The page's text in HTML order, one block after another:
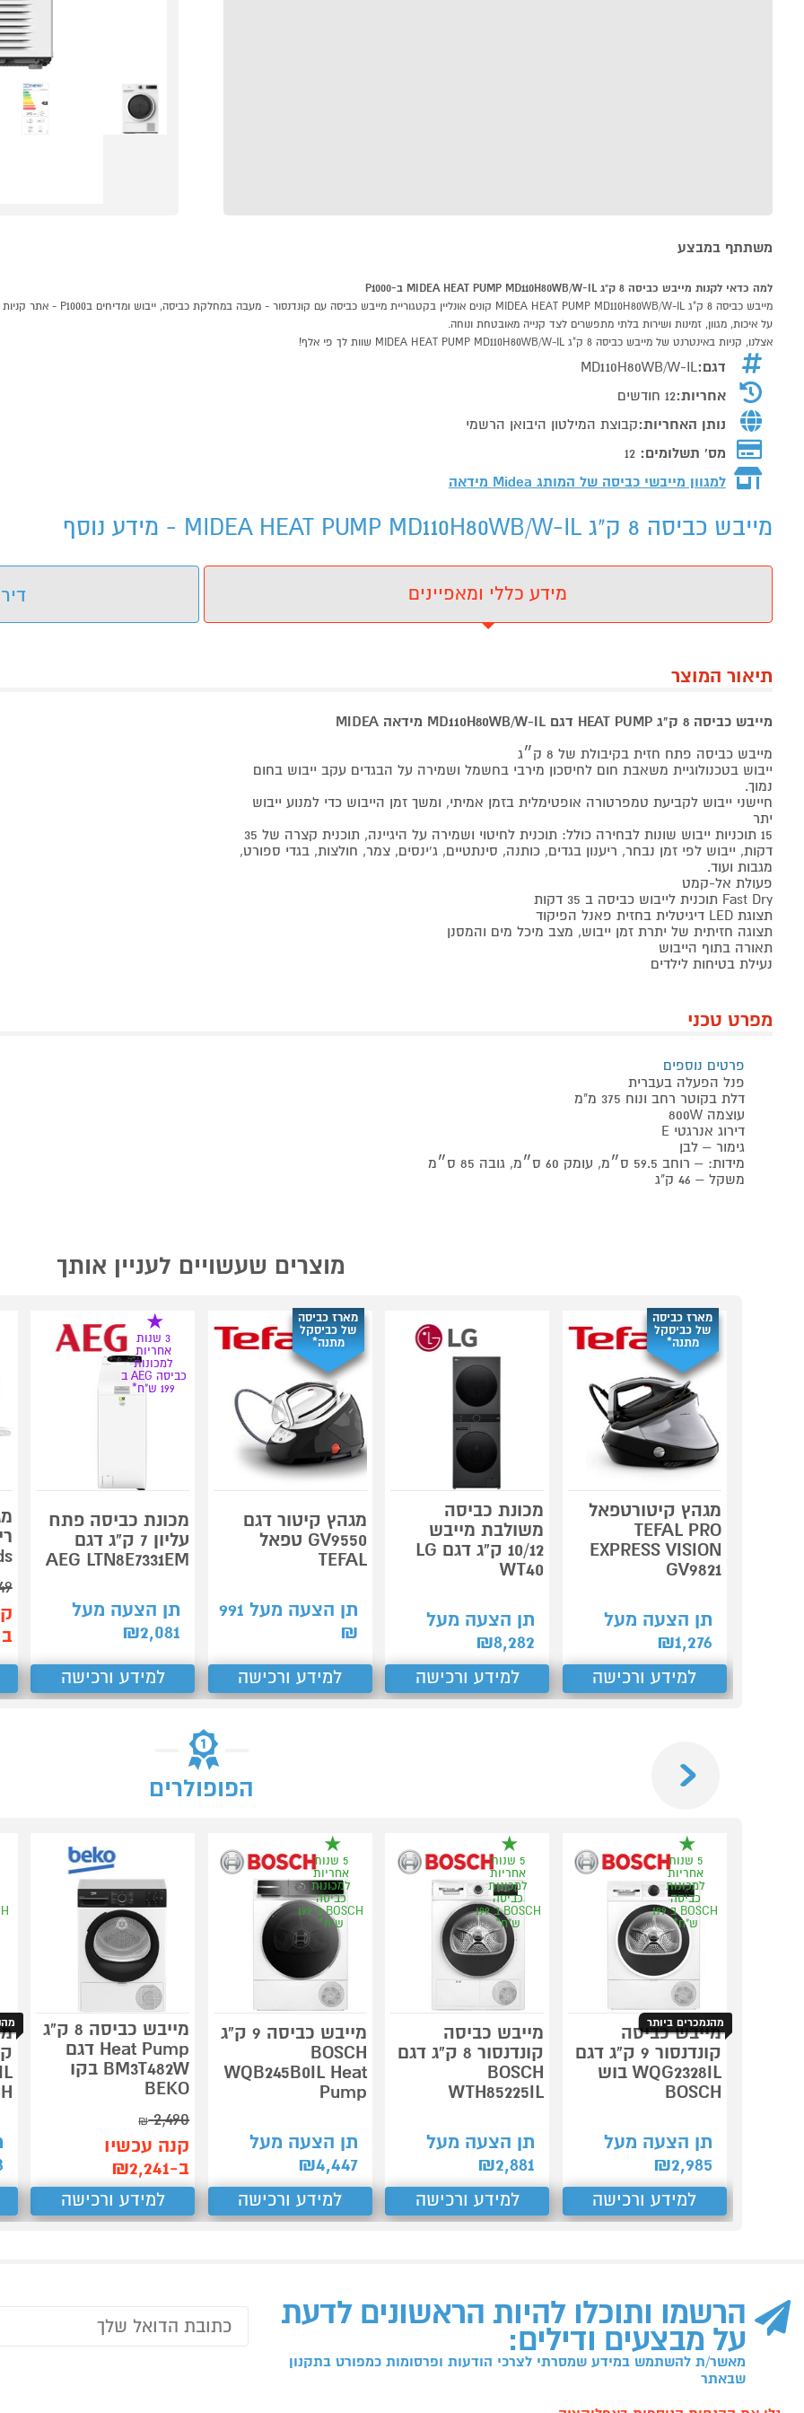
משתתף במבצע
למה כדאי לקנות מייבש כביסה 8 ק"ג MIDEA HEAT PUMP MD110H80WB/W-IL ב-P1000
על איכות, מגוון, זמינות ושירות בלתי מתפשרים לצד קנייה מאובטחת ונוחה.
אצלנו, קניות באינטרנט של מייבש כביסה 8 ק"ג MIDEA HEAT PUMP MD110H80WB/W-IL שוות לך פי אלף!
דגם:MD110H80WB/W-IL
אחריות:12 חודשים
נותן האחריות:קבוצת המילטון היבואן הרשמי
מס' תשלומים:12
למגוון מייבשי כביסה של המותג Midea מידאה
מייבש כביסה 8 ק"ג MIDEA HEAT PUMP MD110H80WB/W-IL - מידע נוסף
מידע כללי ומאפיינים
תיאור המוצר
מייבש כביסה 8 ק"ג HEAT PUMP דגם MD110H80WB/W-IL מידאה MIDEA
מייבש כביסה פתח חזית בקיבולת של 8 ק״ג
ייבוש בטכנולוגיית משאבת חום לחיסכון מירבי בחשמל ושמירה על הבגדים עקב ייבוש בחום
נמוך.
חיישני ייבוש לקביעת טמפרטורה אופטימלית בזמן אמיתי, ומשך זמן הייבוש כדי למנוע ייבוש
יתר
15 תוכניות ייבוש שונות לבחירה כולל: תוכנית לחיטוי ושמירה על היגיינה, תוכנית קצרה של 35
דקות, ייבוש לפי זמן נבחר, ריענון בגדים, כותנה, סינתטיים, ג'ינסים, צמר, חולצות, בגדי ספורט,
מגבות ועוד.
פעולת אל-קמט
Fast Dry תוכנית לייבוש כביסה ב 35 דקות
תצוגת LED דיגיטלית בחזית פאנל הפיקוד
תצוגה חזיתית של יתרת זמן ייבוש, מצב מיכל מים והמסנן
תאורה בתוף הייבוש
נעילת בטיחות לילדים
מפרט טכני
פרטים נוספים
פנל הפעלה בעברית
דלת בקוטר רחב ונוח 375 מ"מ
עוצמה 800W
דירוג אנרגטי E
גימור – לבן
מידות: – רוחב 59.5 ס״מ, עומק 60 ס״מ, גובה 85 ס״מ
משקל – 46 ק"ג
מוצרים שעשויים לעניין אותך
מארז כביסה
של כביסקל
מתנה*
מגהץ קיטורטפאל
TEFAL PRO
EXPRESS VISION
GV9821
תן הצעה מעל
1,276
₪
למידע ורכישה
מכונת כביסה
משולבת מייבש
10/12 ק"ג דגם LG
WT40
תן הצעה מעל
8,282
₪
למידע ורכישה
מארז כביסה
של כביסקל
מתנה*
מגהץ קיטור דגם
GV9550 טפאל
TEFAL
תן הצעה מעל 991
₪
למידע ורכישה
3 שנות
אחריות
למכונות
כביסה AEG ב
199 ש"ח*
מכונת כביסה פתח
עליון 7 ק"ג דגם
AEG LTN8E7331EM
תן הצעה מעל
2,081
₪
למידע ורכישה
ב-
הפופולרים
5 שנות
אחריות
למכונות
כביסה
BOSCH ב 199
ש"ח*
מהנמכרים ביותר
מייבש כביסה
קונדנסור 9 ק"ג דגם
WQG2328IL בוש
BOSCH
תן הצעה מעל
2,985
₪
למידע ורכישה
5 שנות
אחריות
למכונות
כביסה
BOSCH ב 199
ש"ח*
מייבש כביסה
קונדנסור 8 ק"ג דגם
BOSCH
WTH85225IL
תן הצעה מעל
2,881
₪
למידע ורכישה
5 שנות
אחריות
למכונות
כביסה
BOSCH ב 199
ש"ח*
מייבש כביסה 9 ק"ג
BOSCH
WQB245B0IL Heat
Pump
תן הצעה מעל
4,447
₪
למידע ורכישה
מייבש כביסה 8 ק"ג
Heat Pump דגם
BM3T482W בקו
BEKO
2,490
₪
קנה עכשיו
ב-₪2,241
למידע ורכישה
הרשמו ותוכלו להיות הראשונים לדעת
על מבצעים ודילים:
מאשר/ת להשתמש במידע שמסרתי לצרכי הודעות ופרסומות כמפורט בתקנון
שבאתר